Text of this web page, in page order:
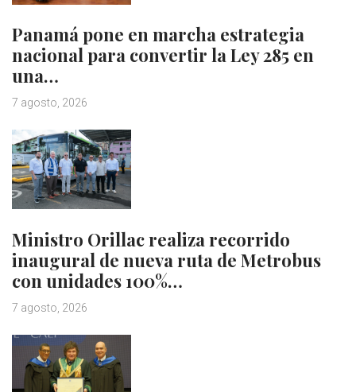
Panamá pone en marcha estrategia
nacional para convertir la Ley 285 en
una…
7 agosto, 2026
Ministro Orillac realiza recorrido
inaugural de nueva ruta de Metrobus
con unidades 100%…
7 agosto, 2026